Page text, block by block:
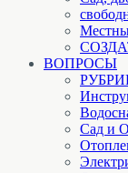
ВОПРОСЫ
Сад и